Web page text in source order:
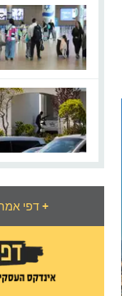
דפי אמריקה - הוסף בית עסק+